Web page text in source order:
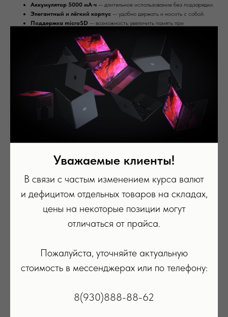
Аккумулятор 5000 мА·ч — длительное использование без подзарядки.
Элегантный и лёгкий корпус — удобно держать и носить с собой.
Поддержка microSD — возможность увеличить память при
* Обратите внимание: из-за региональных ограничений некоторые функции,
программы данного устройства могут быть недоступны в России. Пожалуйста,
свяжитесь с нашим менеджером для получения дополнительной информации.
Samsung Galaxy A56
— отличный выбор для тех, кто хочет современный,
быстрый и надёжный смартфон с достаточным объёмом памяти.
Уважаемые клиенты!
В связи с частым изменением курса валют
и дефицитом отдельных товаров на складах,
цены на некоторые позиции могут
отличаться от прайса.
Пожалуйста, уточняйте актуальную
стоимость в мессенджерах или по телефону:
8(930)888-88-62